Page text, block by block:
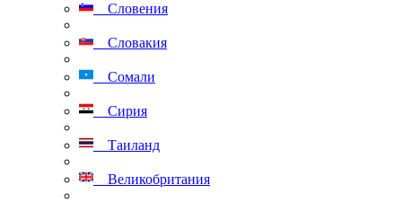
Словения
Словакия
Сомали
Сирия
Таиланд
Великобритания